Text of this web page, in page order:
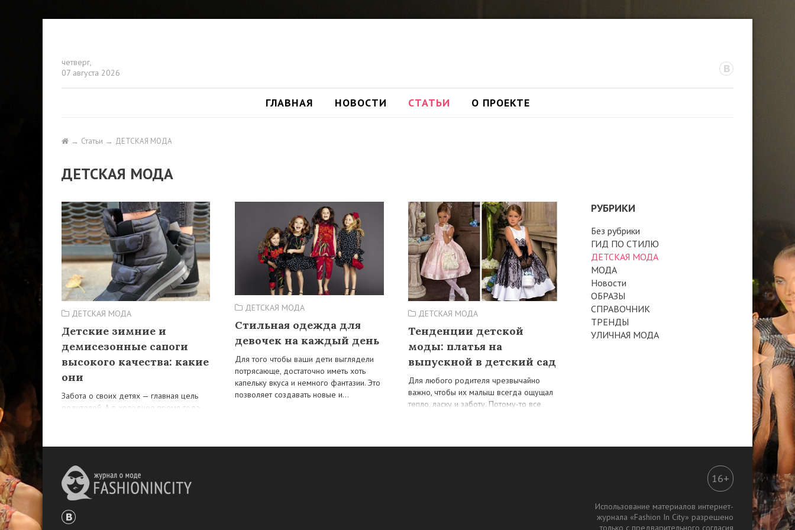
четверг,
07 августа 2026
ГЛАВНАЯ НОВОСТИ СТАТЬИ О ПРОЕКТЕ
Статьи ДЕТСКАЯ МОДА
ДЕТСКАЯ МОДА
ДЕТСКАЯ МОДА
Детские зимние и
демисезонные сапоги
высокого качества: какие
они
Забота о своих детях — главная цель
родителей. А в холодное время года
ДЕТСКАЯ МОДА
Стильная одежда для
девочек на каждый день
Для того чтобы ваши дети выглядели
потрясающе, достаточно иметь хоть
капельку вкуса и немного фантазии. Это
позволяет создавать новые и…
ДЕТСКАЯ МОДА
Тенденции детской
моды: платья на
выпускной в детский сад
Для любого родителя чрезвычайно
важно, чтобы их малыш всегда ощущал
тепло, ласку и заботу. Потому-то все
РУБРИКИ
Без рубрики
ГИД ПО СТИЛЮ
ДЕТСКАЯ МОДА
МОДА
Новости
ОБРАЗЫ
СПРАВОЧНИК
ТРЕНДЫ
УЛИЧНАЯ МОДА
16+
Использование материалов интернет-
журнала «Fashion In City» разрешено
только с предварительного согласия